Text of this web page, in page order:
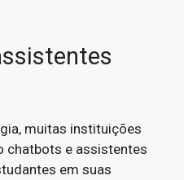
muitas instituições
chatbots e assistentes
em suas